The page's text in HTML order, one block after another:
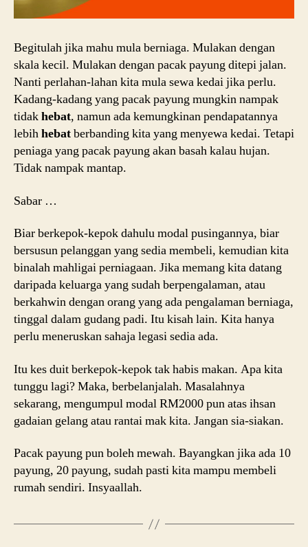
Begitulah jika mahu mula berniaga. Mulakan dengan
skala kecil. Mulakan dengan pacak payung ditepi jalan.
Nanti perlahan-lahan kita mula sewa kedai jika perlu.
Kadang-kadang yang pacak payung mungkin nampak
tidakhebat, namun ada kemungkinan pendapatannya
lebihhebatberbanding kita yang menyewa kedai. Tetapi
peniaga yang pacak payung akan basah kalau hujan.
Tidak nampak mantap.
Sabar …
Biar berkepok-kepok dahulu modal pusingannya, biar
bersusun pelanggan yang sedia membeli, kemudian kita
binalah mahligai perniagaan. Jika memang kita datang
daripada keluarga yang sudah berpengalaman, atau
berkahwin dengan orang yang ada pengalaman berniaga,
tinggal dalam gudang padi. Itu kisah lain. Kita hanya
perlu meneruskan sahaja legasi sedia ada.
Itu kes duit berkepok-kepok tak habis makan. Apa kita
tunggu lagi? Maka, berbelanjalah. Masalahnya
sekarang, mengumpul modal RM2000 pun atas ihsan
gadaian gelang atau rantai mak kita. Jangan sia-siakan.
Pacak payung pun boleh mewah. Bayangkan jika ada 10
payung, 20 payung, sudah pasti kita mampu membeli
rumah sendiri. Insyaallah.